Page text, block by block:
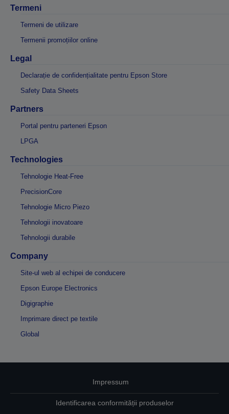
Termeni
Termeni de utilizare
Termenii promoțiilor online
Legal
Declarație de confidențialitate pentru Epson Store
Safety Data Sheets
Partners
Portal pentru parteneri Epson
LPGA
Technologies
Tehnologie Heat-Free
PrecisionCore
Tehnologie Micro Piezo
Tehnologii inovatoare
Tehnologii durabile
Company
Site-ul web al echipei de conducere
Epson Europe Electronics
Digigraphie
Imprimare direct pe textile
Global
Impressum
Identificarea conformității produselor